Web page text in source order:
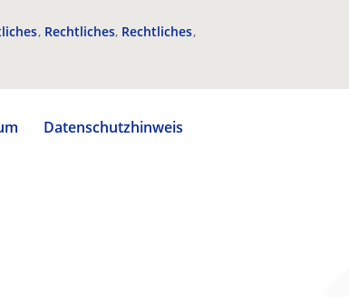
Rechtliches Rechtliches
Datenschutzhinweis